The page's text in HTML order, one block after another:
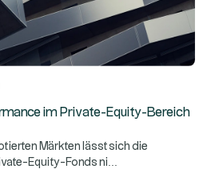
im Private-Equity-Bereich
Märkten lässt sich die
Equity-Fonds ni